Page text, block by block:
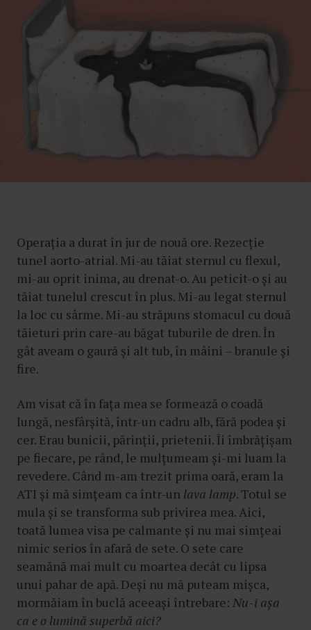
Operația a durat în jur de nouă ore. Rezecție
tunel aorto-atrial. Mi-au tăiat sternul cu flexul,
mi-au oprit inima, au drenat-o. Au peticit-o și au
tăiat tunelul crescut în plus. Mi-au legat sternul
la loc cu sârme. Mi-au străpuns stomacul cu două
tăieturi prin care-au băgat tuburile de dren. În
gât aveam o gaură și alt tub, în mâini – branule și
fire.
Am visat că în fața mea se formează o coadă
lungă, nesfârșită, într-un cadru alb, fără podea și
cer. Erau bunicii, părinții, prietenii. Îi îmbrățișam
pe fiecare, pe rând, le mulțumeam și-mi luam la
revedere. Când m-am trezit prima oară, eram la
ATI și mă simțeam ca într-un lava lamp. Totul se
mula și se transforma sub privirea mea. Aici,
toată lumea visa pe calmante și nu mai simțeai
nimic serios în afară de sete. O sete care
seamănă mai mult cu moartea decât cu lipsa
unui pahar de apă. Deși nu mă puteam mișca,
mormăiam în buclă aceeași întrebare: Nu-i așa
ca e o lumină superbă aici?